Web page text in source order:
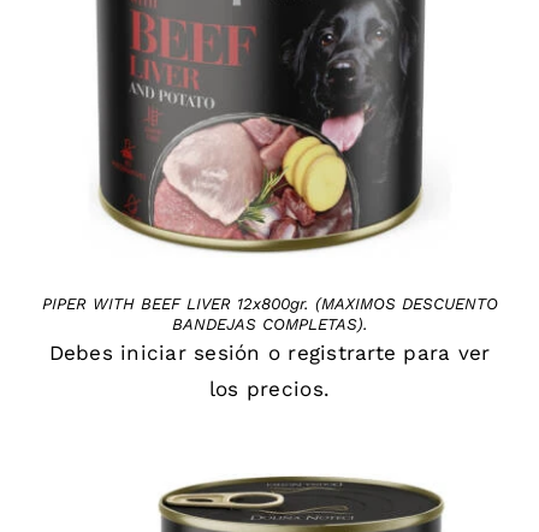
DETAILS
PIPER WITH BEEF LIVER 12x800gr. (MAXIMOS DESCUENTO
BANDEJAS COMPLETAS).
Debes iniciar sesión o registrarte para ver
los precios.